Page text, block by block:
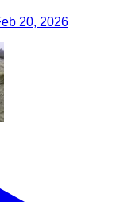
20, 2026